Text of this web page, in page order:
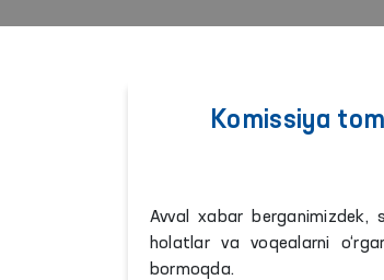
Komissiya
Avval xabar berganimizdek,
holatlar va voqealarni
bormoqda.